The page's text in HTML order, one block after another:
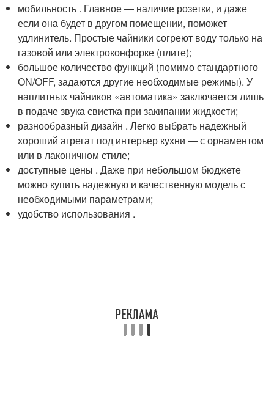
мобильность . Главное — наличие розетки, и даже
если она будет в другом помещении, поможет
удлинитель. Простые чайники согреют воду только на
газовой или электроконфорке (плите);
большое количество функций (помимо стандартного
ON/OFF, задаются другие необходимые режимы). У
наплитных чайников «автоматика» заключается лишь
в подаче звука свистка при закипании жидкости;
разнообразный дизайн . Легко выбрать надежный
хороший агрегат под интерьер кухни — с орнаментом
или в лаконичном стиле;
доступные цены . Даже при небольшом бюджете
можно купить надежную и качественную модель с
необходимыми параметрами;
удобство использования .